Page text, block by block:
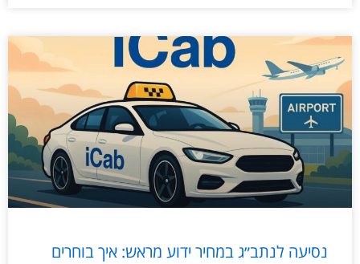
נסיעה לנתב״ג במחיר ידוע מראש: איך בוחרים